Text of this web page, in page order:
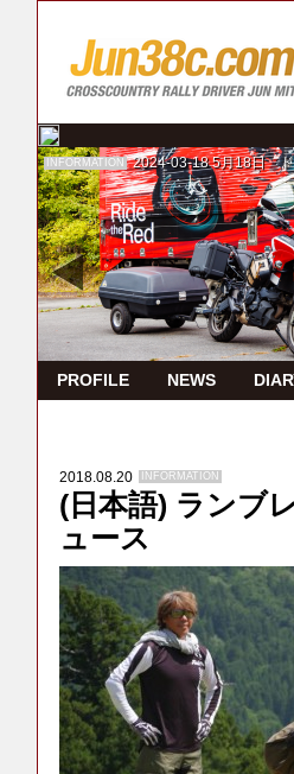
INFORMATION 2024-03-18 5月18日 ド
PROFILE NEWS
2018.08.20 INFORMATION
(日本語) ランブ
ュース